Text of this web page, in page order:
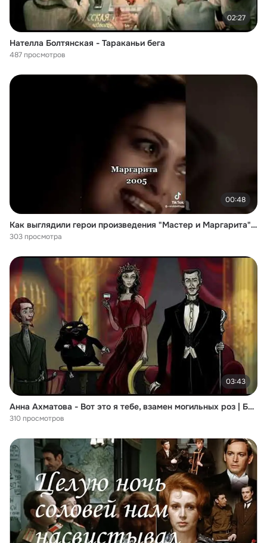
02:27
Нателла Болтянская - Тараканьи бега
487 просмотров
00:48
Как выглядили герои произведения "Мастер и Маргарита" в разных экранизациях. Видео из Тик Тока.
303 просмотра
03:43
Анна Ахматова - Вот это я тебе, взамен могильных роз | Белый Пилигрим
310 просмотров